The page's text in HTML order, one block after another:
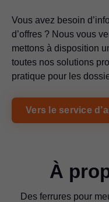
Vous avez besoin
d’offres ? Nous vous
mettons à disposition
toutes nos solutions
pratique pour les
Vers le service
À
Des ferrures pour